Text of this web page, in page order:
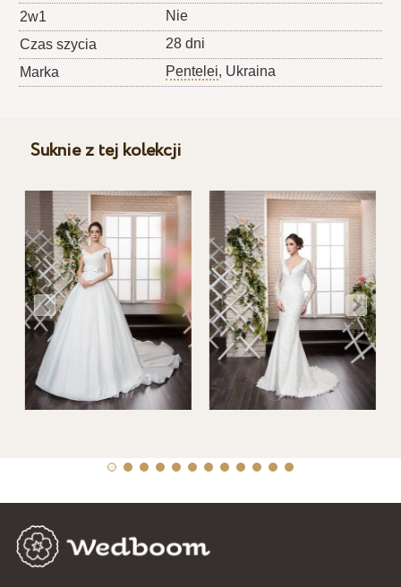
2w1
Nie
Czas szycia
28 dni
Marka
Pentelei, Ukraina
Suknie z tej kolekcji